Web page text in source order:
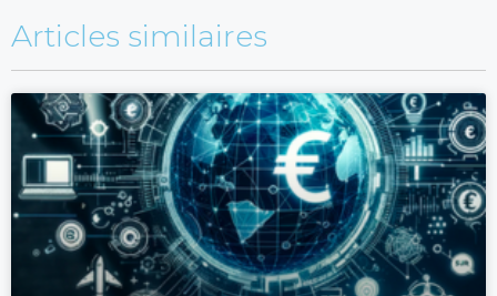
Articles similaires